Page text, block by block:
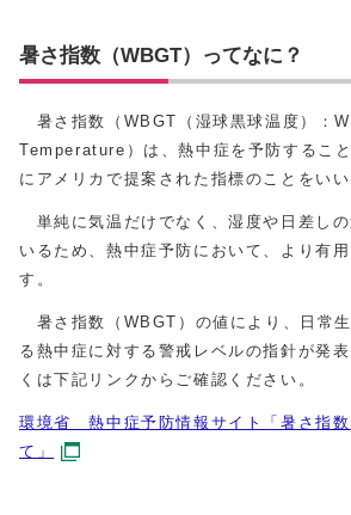
暑さ指数（WBGT）ってなに？
暑さ指数（WBGT（湿球黒球温度）：
Temperature）は、熱中症を予防するこ
にアメリカで提案された指標のことをいい
単純に気温だけでなく、湿度や日差し
いるため、熱中症予防において、より有
す。
暑さ指数（WBGT）の値により、日常
る熱中症に対する警戒レベルの指針が発
くは下記リンクからご確認ください。
環境省 熱中症予防情報サイト「暑さ指
て」